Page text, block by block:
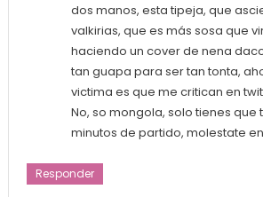
dos manos, esta tipeja, que
valkirias, que es más sosa que
haciendo un cover de nena
tan guapa para ser tan tonta,
victima es que me critican en
No, so mongola, solo tienes que
minutos de partido, molestate en
Responder